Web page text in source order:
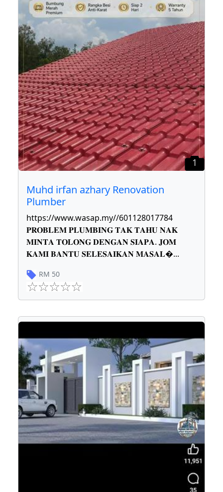
1
Muhd irfan azhary Renovation
Plumber
https://www.wasap.my//601128017784
𝐏𝐑𝐎𝐁𝐋𝐄𝐌 𝐏𝐋𝐔𝐌𝐁𝐈𝐍𝐆 𝐓𝐀𝐊 𝐓𝐀𝐇𝐔 𝐍𝐀𝐊
𝐌𝐈𝐍𝐓𝐀 𝐓𝐎𝐋𝐎𝐍𝐆 𝐃𝐄𝐍𝐆𝐀𝐍 𝐒𝐈𝐀𝐏𝐀. 𝐉𝐎𝐌
𝐊𝐀𝐌𝐈 𝐁𝐀𝐍𝐓𝐔 𝐒𝐄𝐋𝐄𝐒𝐀𝐈𝐊𝐀𝐍 𝐌𝐀𝐒𝐀𝐋...
RM 50